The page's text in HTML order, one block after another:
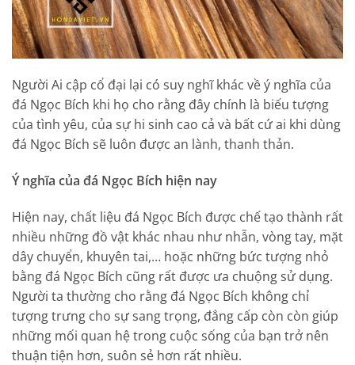
Người Ai cập cổ đại lại có suy nghĩ khác về ý nghĩa của
đá Ngọc Bích khi họ cho rằng đây chính là biếu tượng
của tình yêu, của sự hi sinh cao cả và bất cứ ai khi dùng
đá Ngọc Bích sẽ luôn được an lành, thanh thản.
Ý nghĩa của đá Ngọc Bích hiện nay
Hiện nay, chất liệu đá Ngọc Bích được chế tạo thành rất
nhiều những đồ vật khác nhau như nhẫn, vòng tay, mặt
dây chuyển, khuyên tai,… hoặc những bức tượng nhỏ
bằng đá Ngọc Bích cũng rất được ưa chuộng sử dụng.
Người ta thường cho rằng đá Ngọc Bích không chỉ
tượng trưng cho sự sang trọng, đẳng cấp còn còn giúp
những mối quan hệ trong cuộc sống của bạn trở nên
thuận tiện hơn, suôn sẻ hơn rất nhiều.